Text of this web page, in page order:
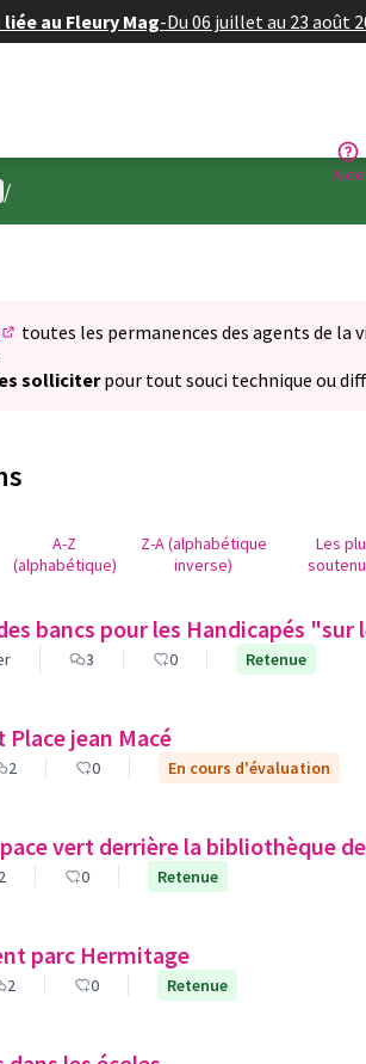
au Fleury Mag-Du 06 juillet au 23 août
Aide
utilisateur
/
(S'ouvre dans un nouvel onglet)
toutes les permanences des agents de la
solliciterpour tout souci technique ou
A-Z
(alphabétique)
Z-A (alphabétique
inverse)
Les
bancs pour les Handicapés "sur
3 0 Retenue
jean Macé
2 0 En cours d'évaluation
vert derrière la bibliothèque
2 0 Retenue
parc Hermitage
2 0 Retenue